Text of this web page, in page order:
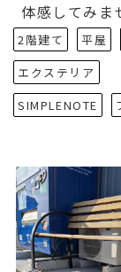
体感してみま
2階建て 平屋
エクステリア
SIMPLENOTE